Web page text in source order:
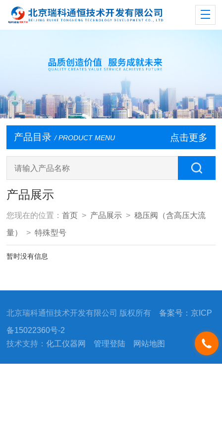
产品目录 / PRODUCT MENU 点击更多
产品展示
您现在的位置：首页 > 产品展示 >稳压阀（含高压大流
量） >特殊型号
暂时没有信息
北京瑞科通恒技术开发有限公司 版权所有备案号：京ICP
备15022360号-2
技术支持：化工仪器网 管理登陆 网站地图